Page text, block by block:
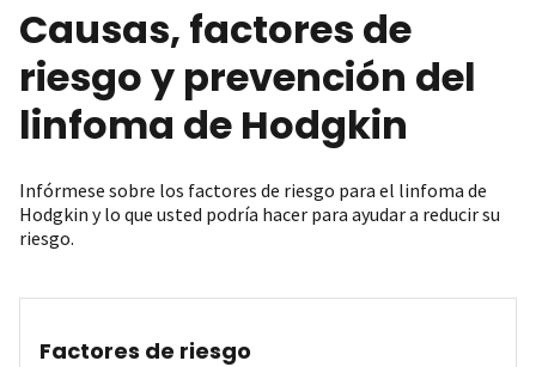
Causas, factores de
riesgo y prevención del
linfoma de Hodgkin
Infórmese sobre los factores de riesgo para el linfoma de
Hodgkin y lo que usted podría hacer para ayudar a reducir su
riesgo.
Factores de riesgo